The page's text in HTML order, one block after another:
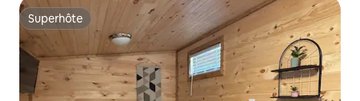
Superhôte
Superhôte